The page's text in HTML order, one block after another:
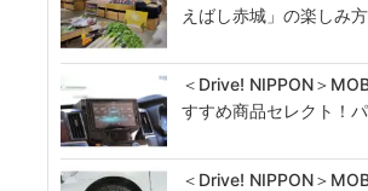
えばし赤城」の楽しみ
＜Drive! NIPPON＞
すすめ商品セレクト！
＜Drive! NIPPON＞